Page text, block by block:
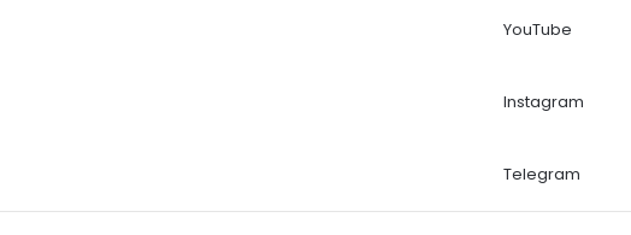
YouTube
Instagram
Telegram